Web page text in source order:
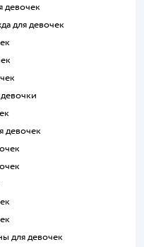
девочек
для девочек
девочки
девочек
для девочек